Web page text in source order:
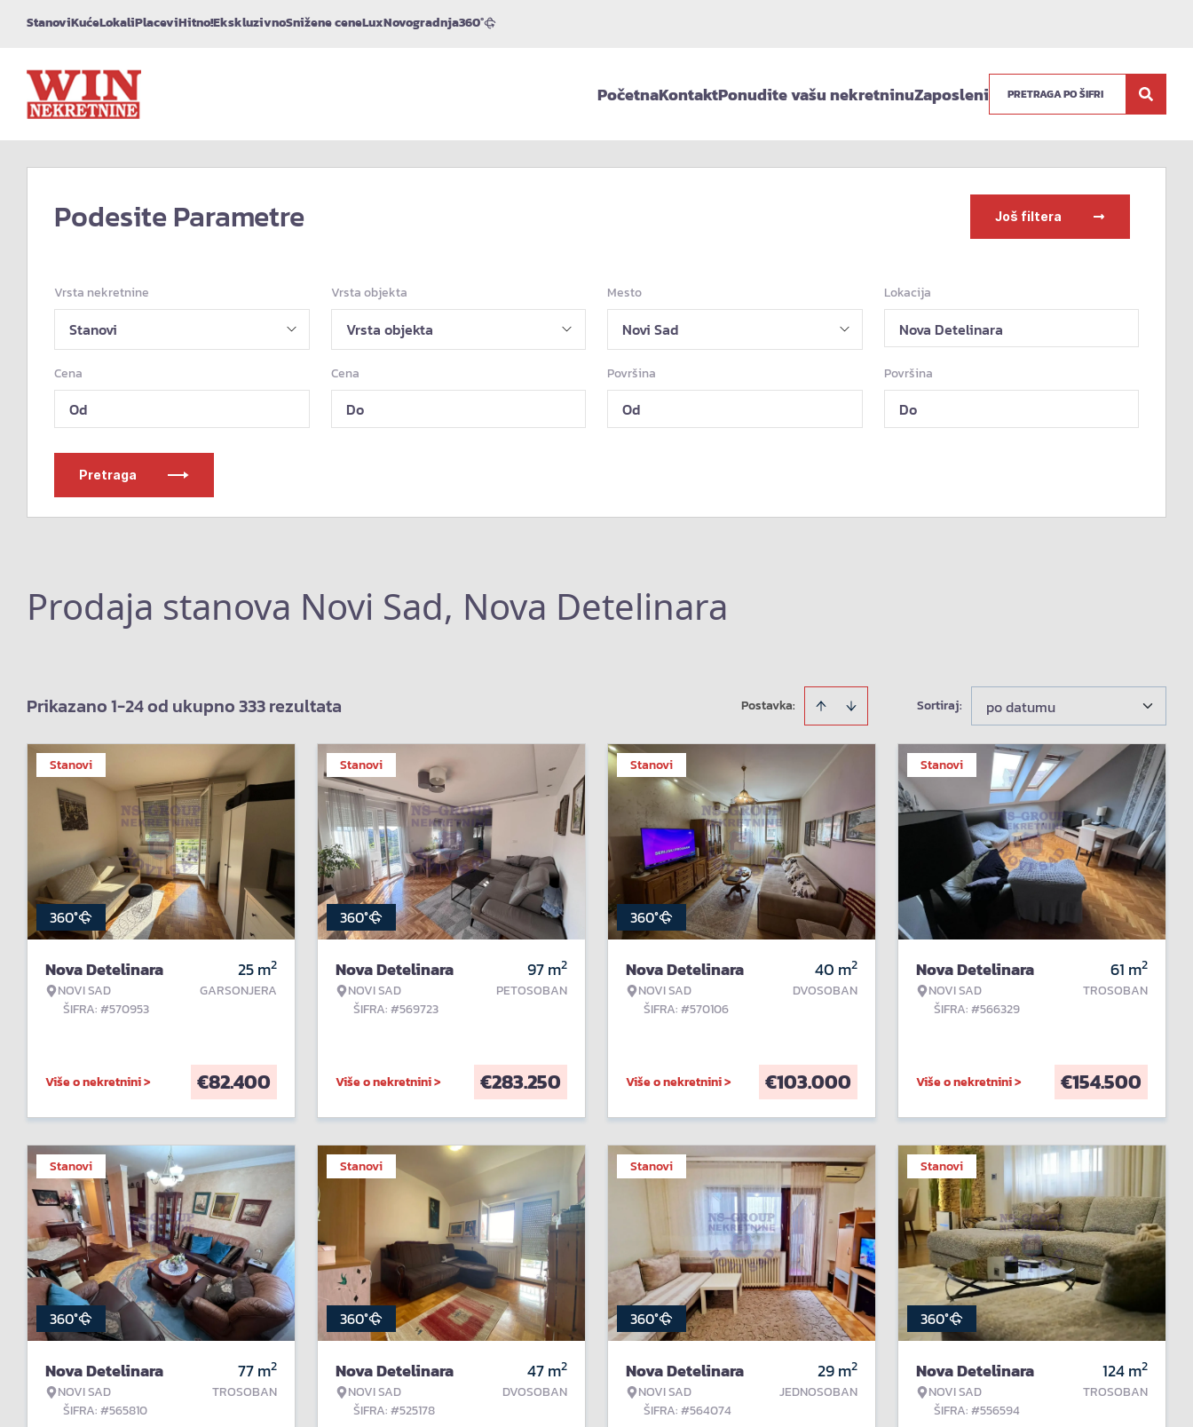
StanoviKućeLokaliPlaceviHitno!EkskluzivnoSnižene ceneLuxNovogradnja360°
PočetnaKontaktPonudite vašu nekretninuZaposleni
Podesite Parametre Još filtera
Vrsta nekretnine Vrsta objekta Mesto Lokacija
Nova Detelinara
Cena Cena Površina Površina
Pretraga
Prodaja stanova Novi Sad, Nova Detelinara
Prikazano 1-24 od ukupno 333 rezultata Postavka: Sortiraj: po datumu
Stanovi
360°
Nova Detelinara
NOVI SAD
ŠIFRA: #570953
25m2
GARSONJERA
Više o nekretnini > €82.400
Stanovi
360°
Nova Detelinara
NOVI SAD
ŠIFRA: #569723
97m2
PETOSOBAN
Više o nekretnini > €283.250
Stanovi
360°
Nova Detelinara
NOVI SAD
ŠIFRA: #570106
40 m2
DVOSOBAN
Više o nekretnini > €103.000
Stanovi
Nova Detelinara
NOVI SAD
ŠIFRA: #566329
61 m2
TROSOBAN
Više o nekretnini > €154.500
Stanovi
360°
Nova Detelinara
NOVI SAD
ŠIFRA: #565810
77m2
TROSOBAN
Stanovi
360°
Nova Detelinara
NOVI SAD
ŠIFRA: #525178
47m2
DVOSOBAN
Stanovi
360°
Nova Detelinara
NOVI SAD
ŠIFRA: #564074
29m2
JEDNOSOBAN
Stanovi
360°
Nova Detelinara
NOVI SAD
ŠIFRA: #556594
124m2
TROSOBAN